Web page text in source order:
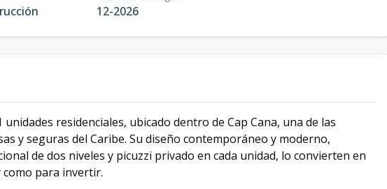
12-2026
residenciales, ubicado dentro de Cap Cana, una de las
y seguras del Caribe. Su diseño contemporáneo y moderno,
de dos niveles y picuzzi privado en cada unidad, lo convierten en
para invertir.